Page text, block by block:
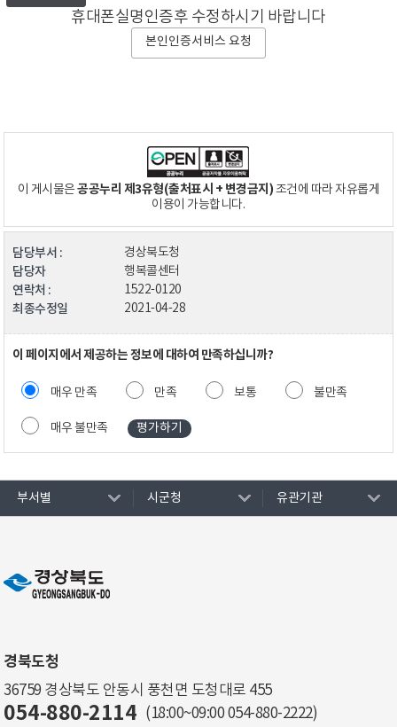
휴대폰실명인증후 수정하시기 바랍니다
본인인증서비스 요청
이 게시물은공공누리 제3유형(출처표시 + 변경금지)조건에 따라 자유롭게
이용이 가능합니다.
담당부서 : 경상북도청
담당자 행복콜센터
연락처 : 1522-0120
최종수정일 2021-04-28
이 페이지에서 제공하는 정보에 대하여 만족하십니까?
매우 만족 만족 보통 불만족
매우 불만족
부서별 시군청 유관기관
경북도청
36759 경상북도 안동시 풍천면 도청대로 455
054-880-2114 (18:00~09:00 054-880-2222)